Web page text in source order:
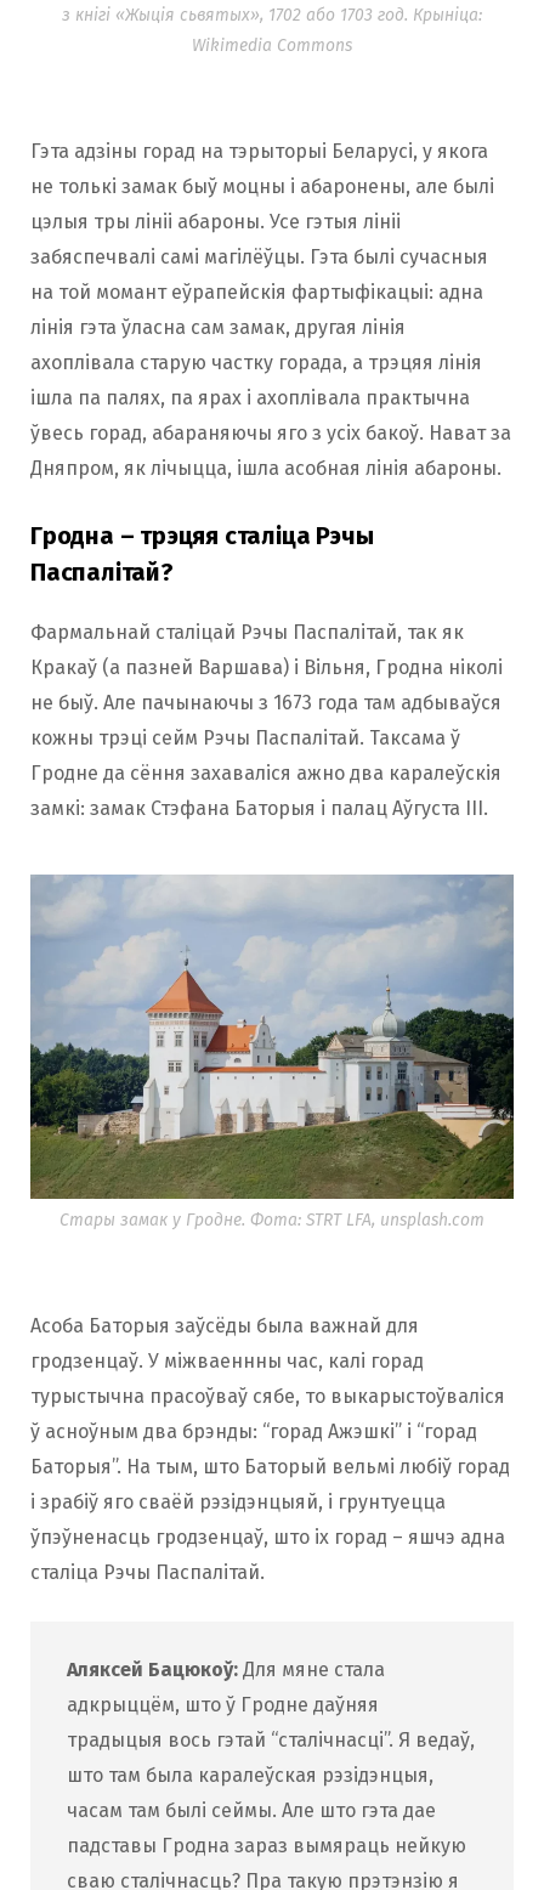
з кнігі «Жыція сьвятых», 1702 або 1703 год. Крыніца:
Wikimedia Commons
Гэта адзіны горад на тэрыторыі Беларусі, у якога
не толькі замак быў моцны і абаронены, але былі
цэлыя тры лініі абароны. Усе гэтыя лініі
забяспечвалі самі магілёўцы. Гэта былі сучасныя
на той момант еўрапейскія фартыфікацыі: адна
лінія гэта ўласна сам замак, другая лінія
ахоплівала старую частку горада, а трэцяя лінія
ішла па палях, па ярах і ахоплівала практычна
ўвесь горад, абараняючы яго з усіх бакоў. Нават за
Дняпром, як лічыцца, ішла асобная лінія абароны.
Гродна – трэцяя сталіца Рэчы
Паспалітай?
Фармальнай сталіцай Рэчы Паспалітай, так як
Кракаў (а пазней Варшава) і Вільня, Гродна ніколі
не быў. Але пачынаючы з 1673 года там адбываўся
кожны трэці сейм Рэчы Паспалітай. Таксама ў
Гродне да сёння захаваліся ажно два каралеўскія
замкі: замак Стэфана Баторыя і палац Аўгуста III.
Стары замак у Гродне. Фота: STRT LFA, unsplash.com
Асоба Баторыя заўсёды была важнай для
гродзенцаў. У міжваеннны час, калі горад
турыстычна прасоўваў сябе, то выкарыстоўваліся
ў асноўным два брэнды: “горад Ажэшкі” і “горад
Баторыя”. На тым, што Баторый вельмі любіў горад
і зрабіў яго сваёй рэзідэнцыяй, і грунтуецца
ўпэўненасць гродзенцаў, што іх горад – яшчэ адна
сталіца Рэчы Паспалітай.
Аляксей Бацюкоў: Для мяне стала
адкрыццём, што ў Гродне даўняя
традыцыя вось гэтай “сталічнасці”. Я ведаў,
што там была каралеўская рэзідэнцыя,
часам там былі сеймы. Але што гэта дае
падставы Гродна зараз вымяраць нейкую
сваю сталічнасць? Пра такую прэтэнзію я